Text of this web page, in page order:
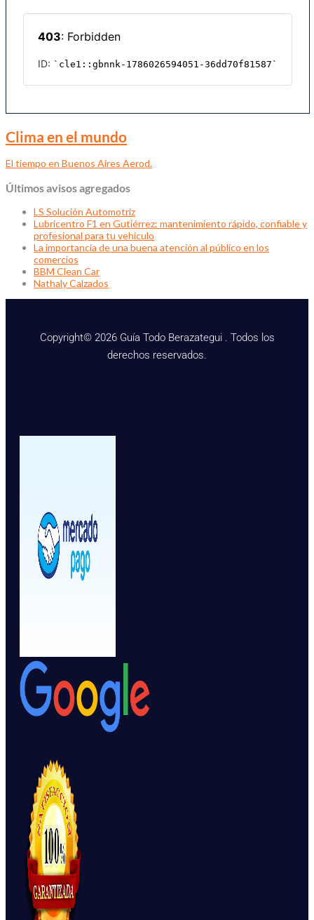
Clima en el mundo
El tiempo en Buenos Aires Aerod.
Últimos avisos agregados
LS Solución Automotriz
Lubricentro F1 en Gutiérrez: mantenimiento rápido, confiable y
profesional para tu vehículo
La importancia de una buena atención al público en los
comercios
BBM Clean Car
Nathaly Calzados
Copyright© 2026 Guía Todo Berazategui . Todos los
derechos reservados.